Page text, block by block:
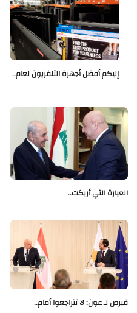
إليكم أفضل أجهزة التلفزيون لعام..
العبارة التي أربكت..
قبرص لـ عون: لا تتراجعوا أمام..